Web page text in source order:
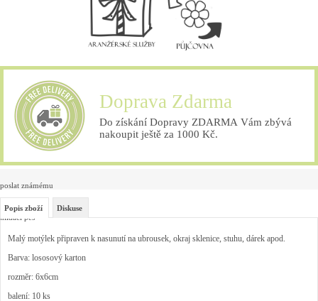
Doprava Zdarma
Do získání Dopravy ZDARMA Vám zbývá
nakoupit ještě za 1000 Kč.
poslat známému
hlídací pes
Popis zboží Diskuse
Malý motýlek připraven k nasunutí na ubrousek, okraj sklenice, stuhu, dárek apod.
Barva: lososový karton
rozměr: 6x6cm
balení: 10 ks